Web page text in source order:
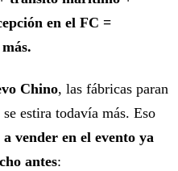
en el FC =
Chino, las fábricas paran
estira todavía más. Eso
vender en el evento ya
antes: